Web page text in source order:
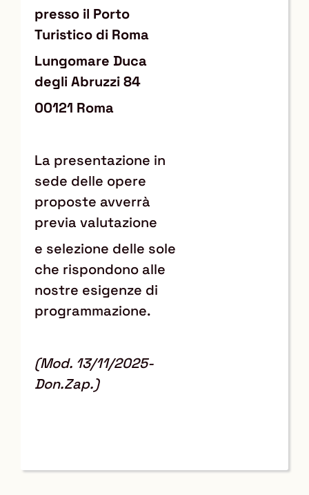
presso il Porto
Turistico di Roma
Lungomare Duca
degli Abruzzi 84
00121 Roma
La presentazione in
sede delle opere
proposte avverrà
previa valutazione
e selezione delle sole
che rispondono alle
nostre esigenze di
programmazione.
(Mod. 13/11/2025-
Don.Zap.)